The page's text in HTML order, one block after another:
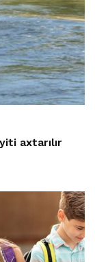
axtarılır